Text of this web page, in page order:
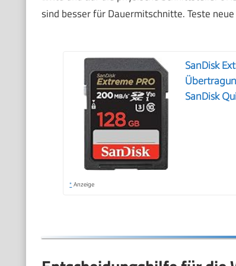
sind besser für Dauermitschnitte. Teste
SanDisk
SanDisk
* Anzeige